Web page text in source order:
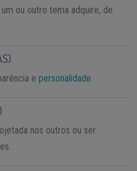
ou outro tema adquire, de
e personalidade
nos outros ou ser